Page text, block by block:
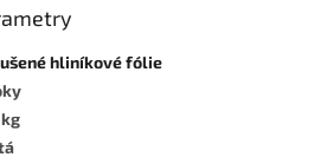
hliníkové fólie